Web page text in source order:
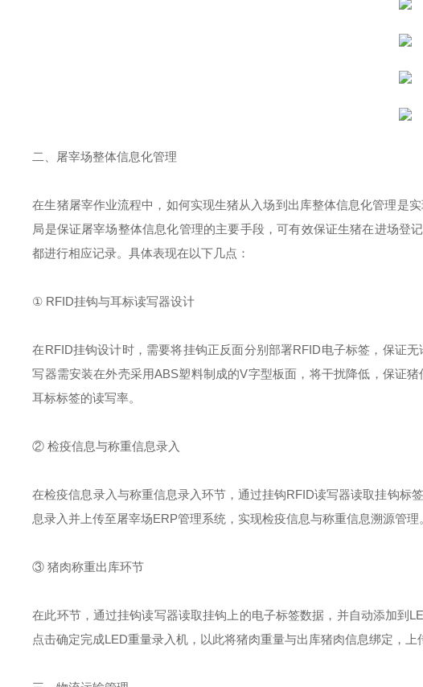
二、屠宰场整体信息化管理
在生猪屠宰作业流程中，如何实现生猪从入场到出库整体信息化管理是
局是保证屠宰场整体信息化管理的主要手段，可有效保证生猪在进场登
都进行相应记录。具体表现在以下几点：
① RFID挂钩与耳标读写器设计
在RFID挂钩设计时，需要将挂钩正反面分别部署RFID电子标签，保证
写器需安装在外壳采用ABS塑料制成的V字型板面，将干扰降低，保证
耳标标签的读写率。
② 检疫信息与称重信息录入
在检疫信息录入与称重信息录入环节，通过挂钩RFID读写器读取挂钩标
息录入并上传至屠宰场ERP管理系统，实现检疫信息与称重信息溯源管理
③ 猪肉称重出库环节
在此环节，通过挂钩读写器读取挂钩上的电子标签数据，并自动添加到
点击确定完成LED重量录入机，以此将猪肉重量与出库猪肉信息绑定，上